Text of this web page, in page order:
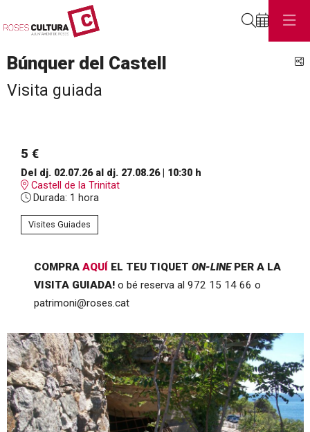
Búnquer del Castell
Visita guiada
5 €
Del dj. 02.07.26al dj. 27.08.26| 10:30 h
Castell de la Trinitat
Durada: 1 hora
Visites Guiades
COMPRA AQUÍ EL TEU TIQUET ON-LINE PER A LA
VISITA GUIADA! o bé reserva al 972 15 14 66 o
patrimoni@roses.cat